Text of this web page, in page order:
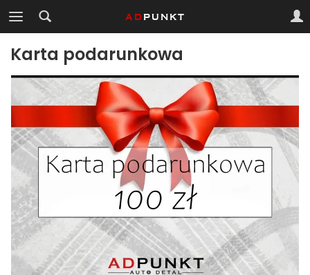
Karta podarunkowa